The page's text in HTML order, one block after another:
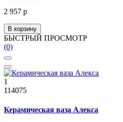
2 957 р
В корзину
БЫСТРЫЙ ПРОСМОТР
(0)
1
114075
Керамическая ваза Алекса